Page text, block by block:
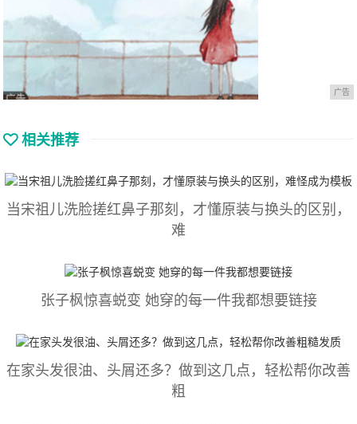
广告
相关推荐
当宋祖儿洗脸搓红鼻子那刻，才懂原装与换头的区别，
难
张子枫惊喜蜕变 她穿的每一件我都想要链接
在家头发很油、头屑还多？做到这几点，轻松帮你改善
粗